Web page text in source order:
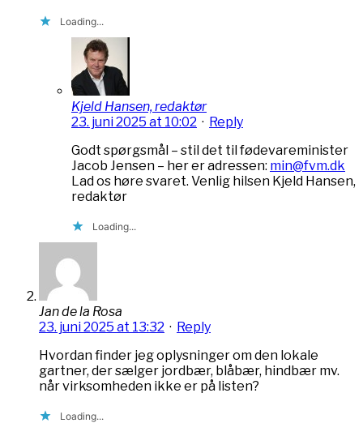
Loading...
Kjeld Hansen, redaktør
23. juni 2025 at 10:02 · Reply
Godt spørgsmål – stil det til fødevareminister
Jacob Jensen – her er adressen: min@fvm.dk
Lad os høre svaret. Venlig hilsen Kjeld Hansen,
redaktør
Loading...
Jan de la Rosa
23. juni 2025 at 13:32 · Reply
Hvordan finder jeg oplysninger om den lokale
gartner, der sælger jordbær, blåbær, hindbær mv.
når virksomheden ikke er på listen?
Loading...